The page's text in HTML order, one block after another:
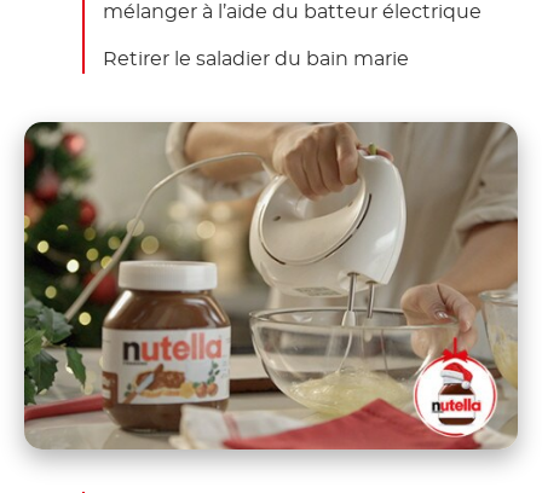
mélanger à l’aide du batteur électrique
Retirer le saladier du bain marie